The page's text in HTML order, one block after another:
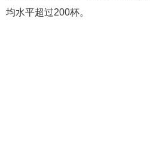
均水平超过200杯。